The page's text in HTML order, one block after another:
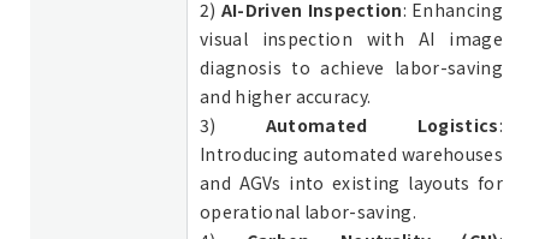
2) AI-Driven Inspection: Enhancing
visual inspection with AI image
diagnosis to achieve labor-saving
and higher accuracy.
3) Automated Logistics:
Introducing automated warehouses
and AGVs into existing layouts for
operational labor-saving.